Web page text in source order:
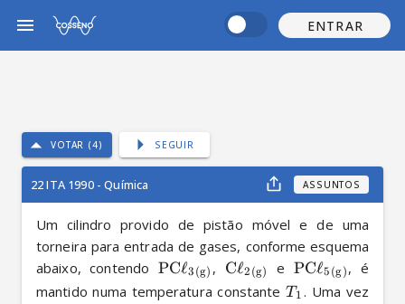
ENTRAR
VOTAR (4) SEGUIR
22 ITA 1990 - Química ASSUNTOS
Um cilindro provido de pistão móvel e de uma
torneira para entrada de gases, conforme esquema
abaixo, contendo PCℓX
3 (g) , CℓX
2 (g) e PCℓX
5 (g) , é
mantido numa temperatura constante T1 . Uma vez